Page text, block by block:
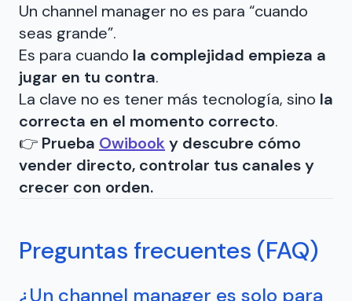
Un channel manager no es para “cuando
seas grande”.
Es para cuando la complejidad empieza a
jugar en tu contra.
La clave no es tener más tecnología, sino la
correcta en el momento correcto.
👉 Prueba Owibooky descubre cómo
vender directo, controlar tus canales y
crecer con orden.
Preguntas frecuentes (FAQ)
¿Un channel manager es solo para